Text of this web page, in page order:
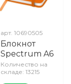
арт.10690505
Блокнот
Spectrum A6
Количество на
складе: 13215